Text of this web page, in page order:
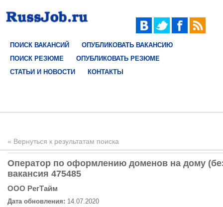
ПОИСК ВАКАНСИЙ
ОПУБЛИКОВАТЬ ВАКАНСИЮ
ПОИСК РЕЗЮМЕ
ОПУБЛИКОВАТЬ РЕЗЮМЕ
СТАТЬИ И НОВОСТИ
КОНТАКТЫ
« Вернуться к результатам поиска
Оператор по оформлению доменов на дому
вакансия 475485
ООО РегТайм
Дата обновления: 14.07.2020